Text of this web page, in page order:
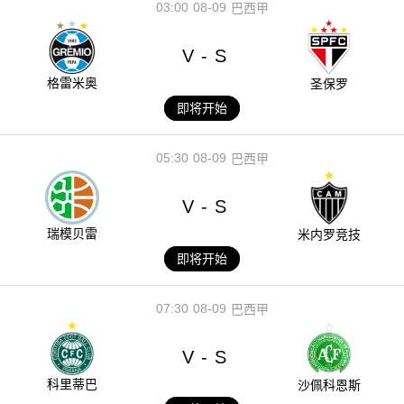
08-09
03:00 巴西甲
格雷米奥
V - S
圣保罗
即将开始
08-09
05:30 巴西甲
瑞模贝雷
V - S
米内罗竞技
即将开始
08-09
07:30 巴西甲
科里蒂巴
V - S
沙佩科恩斯